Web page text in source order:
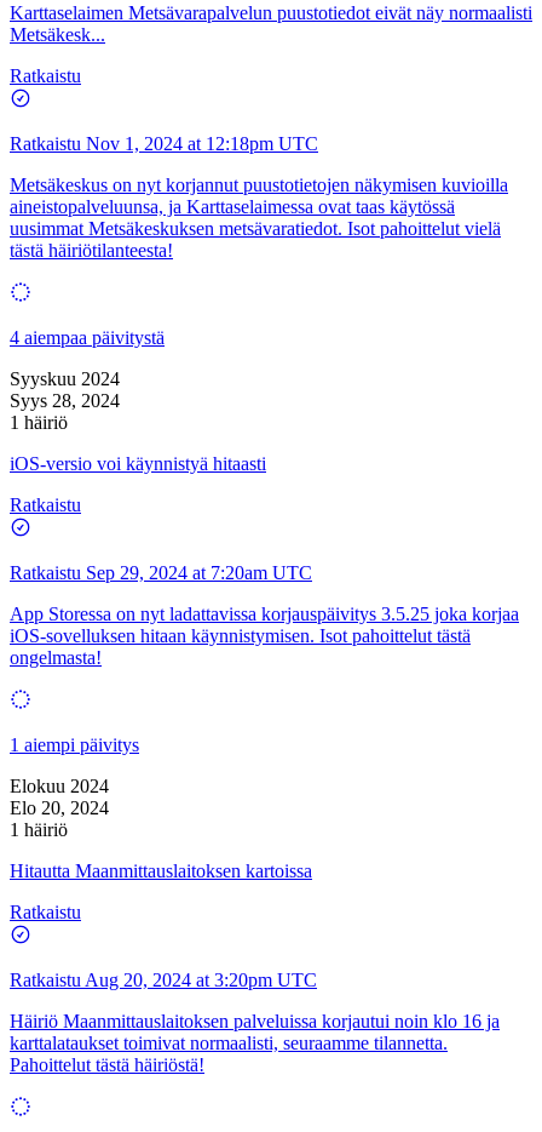
Karttaselaimen Metsävarapalvelun puustotiedot eivät näy normaalisti
Metsäkesk...
Ratkaistu
Ratkaistu Nov 1, 2024 at 12:18pm UTC
Metsäkeskus on nyt korjannut puustotietojen näkymisen kuvioilla
aineistopalveluunsa, ja Karttaselaimessa ovat taas käytössä
uusimmat Metsäkeskuksen metsävaratiedot. Isot pahoittelut vielä
tästä häiriötilanteesta!
4 aiempaa päivitystä
Syyskuu 2024
Syys 28, 2024
1 häiriö
iOS-versio voi käynnistyä hitaasti
Ratkaistu
Ratkaistu Sep 29, 2024 at 7:20am UTC
App Storessa on nyt ladattavissa korjauspäivitys 3.5.25 joka korjaa
iOS-sovelluksen hitaan käynnistymisen. Isot pahoittelut tästä
ongelmasta!
1 aiempi päivitys
Elokuu 2024
Elo 20, 2024
1 häiriö
Hitautta Maanmittauslaitoksen kartoissa
Ratkaistu
Ratkaistu Aug 20, 2024 at 3:20pm UTC
Häiriö Maanmittauslaitoksen palveluissa korjautui noin klo 16 ja
karttalataukset toimivat normaalisti, seuraamme tilannetta.
Pahoittelut tästä häiriöstä!